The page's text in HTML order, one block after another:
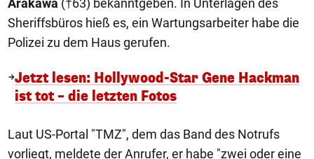
Arakawa (†63) bekanntgeben. In Unterlagen des
Sheriffsbüros hieß es, ein Wartungsarbeiter habe die
Polizei zu dem Haus gerufen.
Jetzt lesen: Hollywood-Star Gene Hackman
ist tot – die letzten Fotos
Laut US-Portal "TMZ", dem das Band des Notrufs
vorliegt, meldete der Anrufer, er habe "zwei oder eine